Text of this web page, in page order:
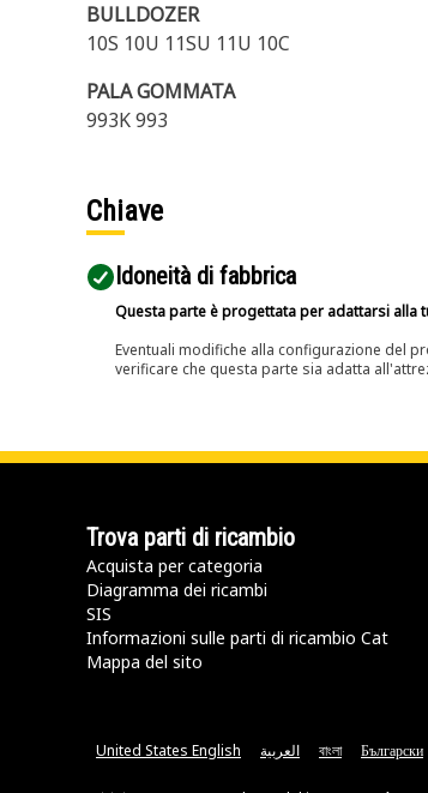
BULLDOZER
10S 10U 11SU 11U 10C
PALA GOMMATA
993K 993
Chiave
Idoneità di fabbrica
Questa parte è progettata per adattarsi alla
Eventuali modifiche alla configurazione del
verificare che questa parte sia adatta
Trova parti di ricambio
Acquista per categoria
Diagramma dei ricambi
SIS
Informazioni sulle parti di ricambio Cat
Mappa del sito
United States English العربية বাংলা Български